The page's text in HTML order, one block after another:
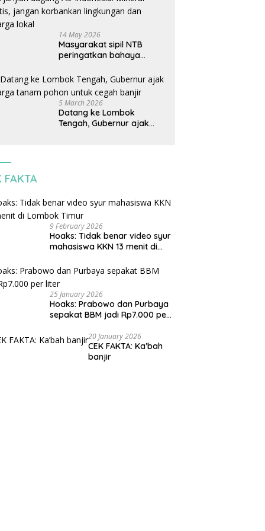
14 May 2026
Masyarakat sipil NTB
peringatkan bahaya
Indonesia: Mineral kritis,
jangan korbankan
lingkungan dan warga
lokal
5 March 2026
Datang ke Lombok
Tengah, Gubernur ajak
FAKTA
9 February 2026
Hoaks: Tidak benar video syur
mahasiswa KKN 13 menit di
25 January 2026
Hoaks: Prabowo dan Purbaya
sepakat BBM jadi Rp7.000 per
20 January 2026
CEK FAKTA: Ka’bah
banjir